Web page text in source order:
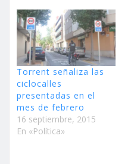
Torrent señaliza las
ciclocalles
presentadas en el
mes de febrero
16 septiembre, 2015
En «Política»